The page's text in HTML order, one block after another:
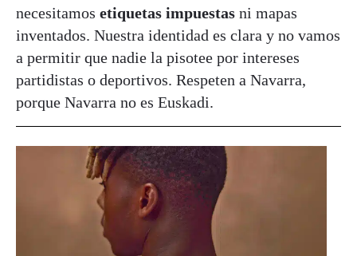
necesitamos etiquetas impuestas ni mapas
inventados. Nuestra identidad es clara y no vamos
a permitir que nadie la pisotee por intereses
partidistas o deportivos. Respeten a Navarra,
porque Navarra no es Euskadi.